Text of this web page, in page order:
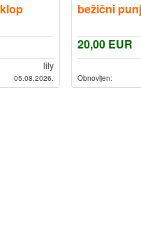
lily
05.08.2026.
bežični
20,00EUR
Obnovljen: